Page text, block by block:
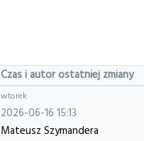
Czas i autor ostatniej zmiany
wtorek
2026-06-16 15:13
Mateusz Szymandera